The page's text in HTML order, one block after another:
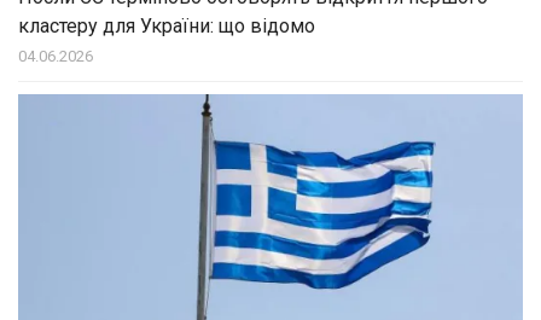
кластеру для України: що відомо
04.06.2026